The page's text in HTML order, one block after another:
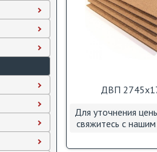
ДВП
Для уточнения
свяжитесь с